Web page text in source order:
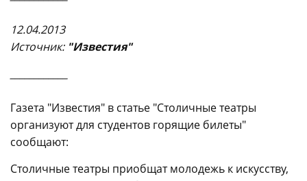
12.04.2013
Источник: "Известия"
Газета "Известия" в статье "Столичные театры
организуют для студентов горящие билеты"
сообщают:
Столичные театры приобщат молодежь к искусству,